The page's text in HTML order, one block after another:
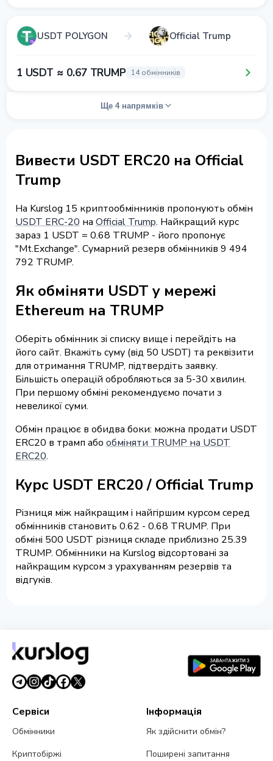
USDT POLYGON Official Trump
1 USDT ≈ 0.67 TRUMP 14 обмінників
Ще 4 напрямків
Вивести USDT ERC20 на Official
Trump
На Kurslog 15 криптообмінників пропонують обмін
USDT ERC-20 на Official Trump. Найкращий курс
зараз 1 USDT = 0.68 TRUMP - його пропонує
"Mt.Exchange". Сумарний резерв обмінників 9 494
792 TRUMP.
Як обміняти USDT у мережі
Ethereum на TRUMP
Оберіть обмінник зі списку вище і перейдіть на
його сайт. Вкажіть суму (від 50 USDT) та реквізити
для отримання TRUMP, підтвердіть заявку.
Більшість операцій обробляються за 5-30 хвилин.
При першому обміні рекомендуємо почати з
невеликої суми.
Обмін працює в обидва боки: можна продати USDT
ERC20 в трамп або обміняти TRUMP на USDT
ERC20.
Курс USDT ERC20 / Official Trump
Різниця між найкращим і найгіршим курсом серед
обмінників становить 0.62 - 0.68 TRUMP. При
обміні 500 USDT різниця складе приблизно 25.39
TRUMP. Обмінники на Kurslog відсортовані за
найкращим курсом з урахуванням резервів та
відгуків.
Сервіси
Обмінники
Криптобіржі
Інформація
Як здійснити обмін?
Поширені запитання